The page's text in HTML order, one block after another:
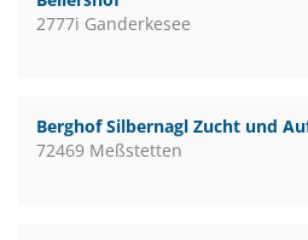
2777i Ganderkesee
Berghof Silbernagl Zucht und
72469 Meßstetten